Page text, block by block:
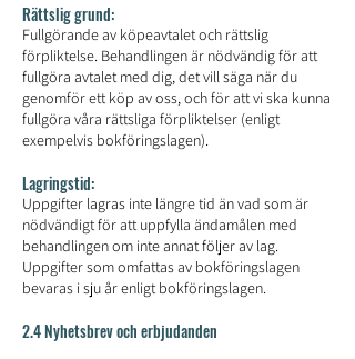
Rättslig grund:
Fullgörande av köpeavtalet och rättslig
förpliktelse. Behandlingen är nödvändig för att
fullgöra avtalet med dig, det vill säga när du
genomför ett köp av oss, och för att vi ska kunna
fullgöra våra rättsliga förpliktelser (enligt
exempelvis bokföringslagen).
Lagringstid:
Uppgifter lagras inte längre tid än vad som är
nödvändigt för att uppfylla ändamålen med
behandlingen om inte annat följer av lag.
Uppgifter som omfattas av bokföringslagen
bevaras i sju år enligt bokföringslagen.
2.4 Nyhetsbrev och erbjudanden